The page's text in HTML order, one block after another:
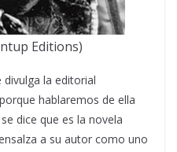
Editions)
divulga la editorial
hablaremos de ella
dice que es la novela
a su autor como uno